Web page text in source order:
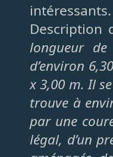
intéressants.
longueur
d’environ
x 3,00 m. Il
trouve à
par une
légal, d’un